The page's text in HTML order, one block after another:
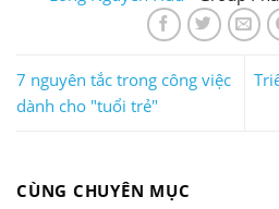
7 nguyên tắc trong công việc
dành cho "tuổi trẻ"
CÙNG CHUYÊN MỤC